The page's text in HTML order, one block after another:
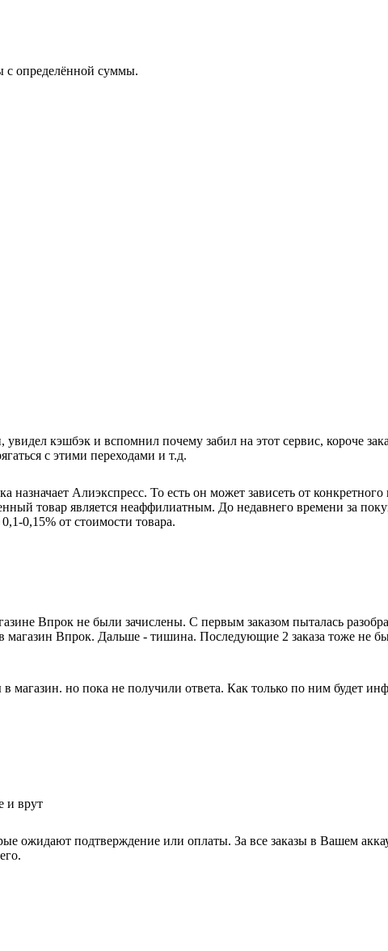
с определённой суммы.
кэшбэк и вспомнил почему забил на этот сервис, короче
с этими переходами и т.д.
Алиэкспресс. То есть он может зависеть от конкретного
товар является неаффилиатным. До недавнего времени за
0,15% от стоимости товара.
Впрок не были зачислены. С первым заказом пыталась
в магазин Впрок. Дальше - тишина. Последующие 2 заказа тоже не
но пока не получили ответа. Как только по ним будет
и врут
ожидают подтверждение или оплаты. За все заказы в Вашем